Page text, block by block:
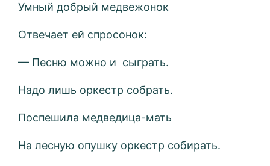
Умный добрый медвежонок
Отвечает ей спросонок:
— Песню можно и сыграть.
Надо лишь оркестр собрать.
Поспешила медведица-мать
На лесную опушку оркестр собирать.